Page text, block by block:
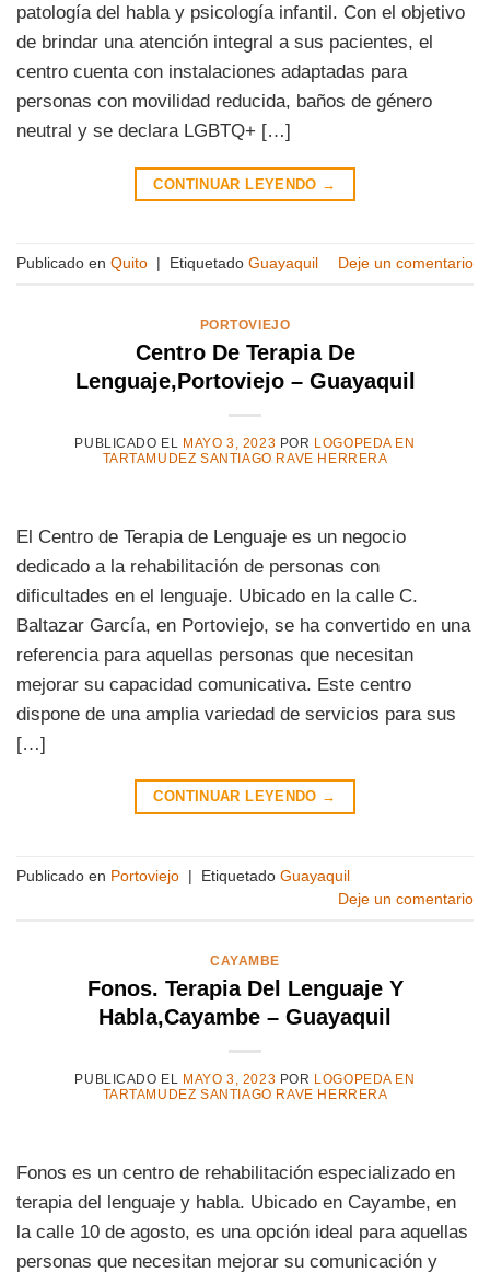
patología del habla y psicología infantil. Con el objetivo
de brindar una atención integral a sus pacientes, el
centro cuenta con instalaciones adaptadas para
personas con movilidad reducida, baños de género
neutral y se declara LGBTQ+ […]
CONTINUAR LEYENDO →
Publicado en Quito Etiquetado Guayaquil Deje un comentario
PORTOVIEJO
Centro De Terapia De
Lenguaje,Portoviejo – Guayaquil
PUBLICADO EL MAYO 3, 2023 POR LOGOPEDA EN
TARTAMUDEZ SANTIAGO RAVE HERRERA
El Centro de Terapia de Lenguaje es un negocio
dedicado a la rehabilitación de personas con
dificultades en el lenguaje. Ubicado en la calle C.
Baltazar García, en Portoviejo, se ha convertido en una
referencia para aquellas personas que necesitan
mejorar su capacidad comunicativa. Este centro
dispone de una amplia variedad de servicios para sus
[…]
CONTINUAR LEYENDO →
Publicado en Portoviejo Etiquetado Guayaquil
Deje un comentario
CAYAMBE
Fonos. Terapia Del Lenguaje Y
Habla,Cayambe – Guayaquil
PUBLICADO EL MAYO 3, 2023 POR LOGOPEDA EN
TARTAMUDEZ SANTIAGO RAVE HERRERA
Fonos es un centro de rehabilitación especializado en
terapia del lenguaje y habla. Ubicado en Cayambe, en
la calle 10 de agosto, es una opción ideal para aquellas
personas que necesitan mejorar su comunicación y